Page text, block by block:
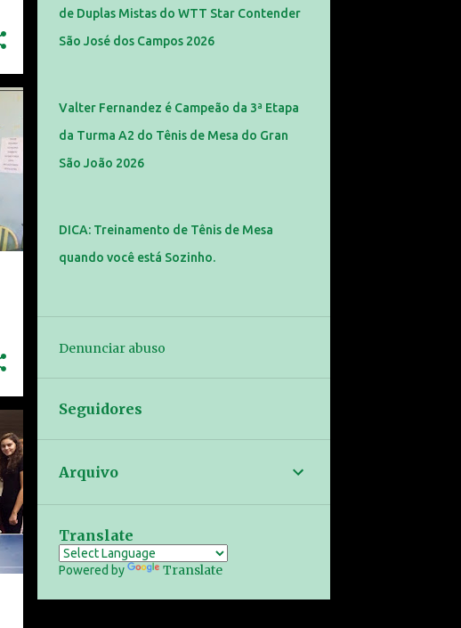
de Duplas Mistas do WTT Star Contender
São José dos Campos 2026
Valter Fernandez é Campeão da 3ª Etapa
da Turma A2 do Tênis de Mesa do Gran
São João 2026
DICA: Treinamento de Tênis de Mesa
quando você está Sozinho.
Denunciar abuso
Seguidores
Arquivo
Translate
Powered by Translate